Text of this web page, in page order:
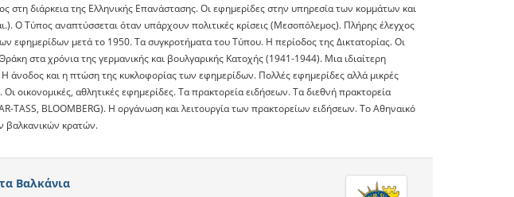
στη διάρκεια της Ελληνικής Επανάστασης. Οι εφημερίδες στην υπηρεσία των κομμάτων και
Ο Τύπος αναπτύσσεται όταν υπάρχουν πολιτικές κρίσεις (Μεσοπόλεμος). Πλήρης έλεγχος
εφημερίδων μετά το 1950. Τα συγκροτήματα του Τύπου. Η περίοδος της Δικτατορίας. Οι
στα χρόνια της γερμανικής και βουλγαρικής Κατοχής (1941-1944). Μια ιδιαίτερη
και η πτώση της κυκλοφορίας των εφημερίδων. Πολλές εφημερίδες αλλά μικρές
οικονομικές, αθλητικές εφημερίδες. Τα πρακτορεία ειδήσεων. Τα διεθνή πρακτορεία
TASS, BLOOMBERG). H οργάνωση και λειτουργία των πρακτορείων ειδήσεων. Το Αθηναικό
βαλκανικών κρατών.
Βαλκάνια